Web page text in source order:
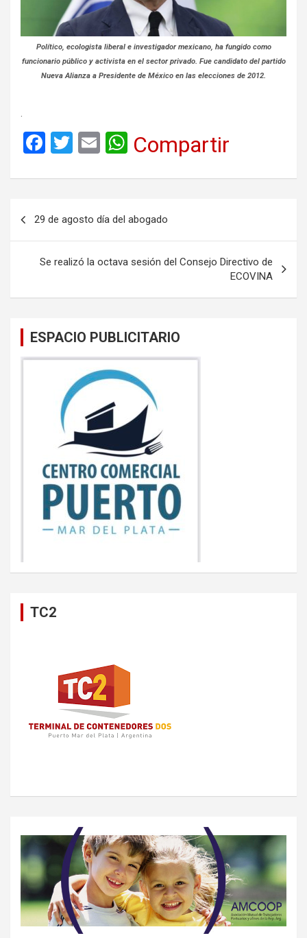
Político, ecologista liberal e investigador mexicano, ha fungido como
funcionario público y activista en el sector privado. Fue candidato del partido
Nueva Alianza a Presidente de México en las elecciones de 2012.
.
F
ce
b
o
T
tt
E
ail
W
at
s
A
Compartir
entradas
29 de agosto día del abogado
Se realizó la octava sesión del Consejo Directivo de
ECOVINA
ESPACIO PUBLICITARIO
TC2